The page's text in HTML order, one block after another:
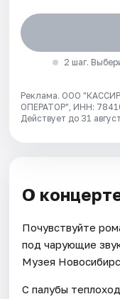
2 шаг.
Реклама. ООО
ОПЕРАТОР", ИНН:
Действует до 31
О
Почувствуйте
под чарующие
Музея
С палубы